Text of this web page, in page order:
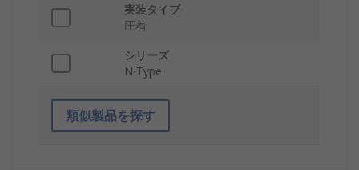
実装タイプ
圧着
シリーズ
N-Type
類似製品を探す